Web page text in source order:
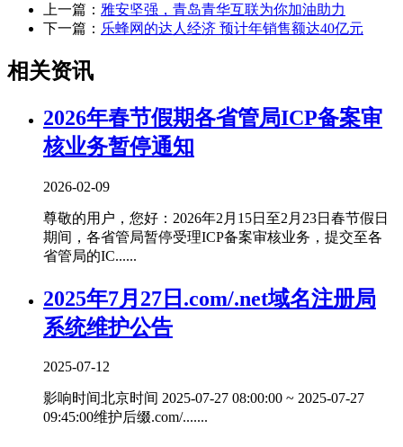
上一篇： 雅安坚强，青岛青华互联为你加油助力
下一篇： 乐蜂网的达人经济 预计年销售额达40亿元
相关资讯
2026年春节假期各省管局ICP备案审
核业务暂停通知
2026-02-09
尊敬的用户，您好：2026年2月15日至2月23日春节假日
期间，各省管局暂停受理ICP备案审核业务，提交至各
省管局的IC......
2025年7月27日.com/.net域名注册局
系统维护公告
2025-07-12
影响时间北京时间 2025-07-27 08:00:00 ~ 2025-07-27
09:45:00维护后缀.com/.......